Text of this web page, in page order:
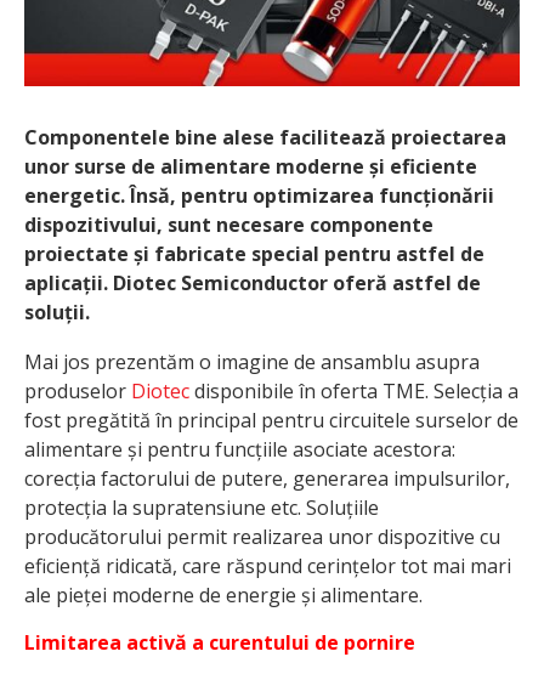
Componentele bine alese facilitează proiectarea
unor surse de alimentare moderne și eficiente
energetic. Însă, pentru optimizarea funcționării
dispozitivului, sunt necesare componente
proiectate și fabricate special pentru astfel de
aplicații. Diotec Semiconductor oferă astfel de
soluții.
Mai jos prezentăm o imagine de ansamblu asupra
produselor Diotecdisponibile în oferta TME. Selecția a
fost pregătită în principal pentru circuitele surselor de
alimentare și pentru funcțiile asociate acestora:
corecția factorului de putere, generarea impulsurilor,
protecția la supratensiune etc. Soluțiile
producătorului permit realizarea unor dispozitive cu
eficiență ridicată, care răspund cerințelor tot mai mari
ale pieței moderne de energie și alimentare.
Limitarea activă a curentului de pornire